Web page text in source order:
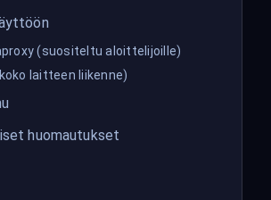
(suositeltu aloittelijoille)
laitteen liikenne)
huomautukset